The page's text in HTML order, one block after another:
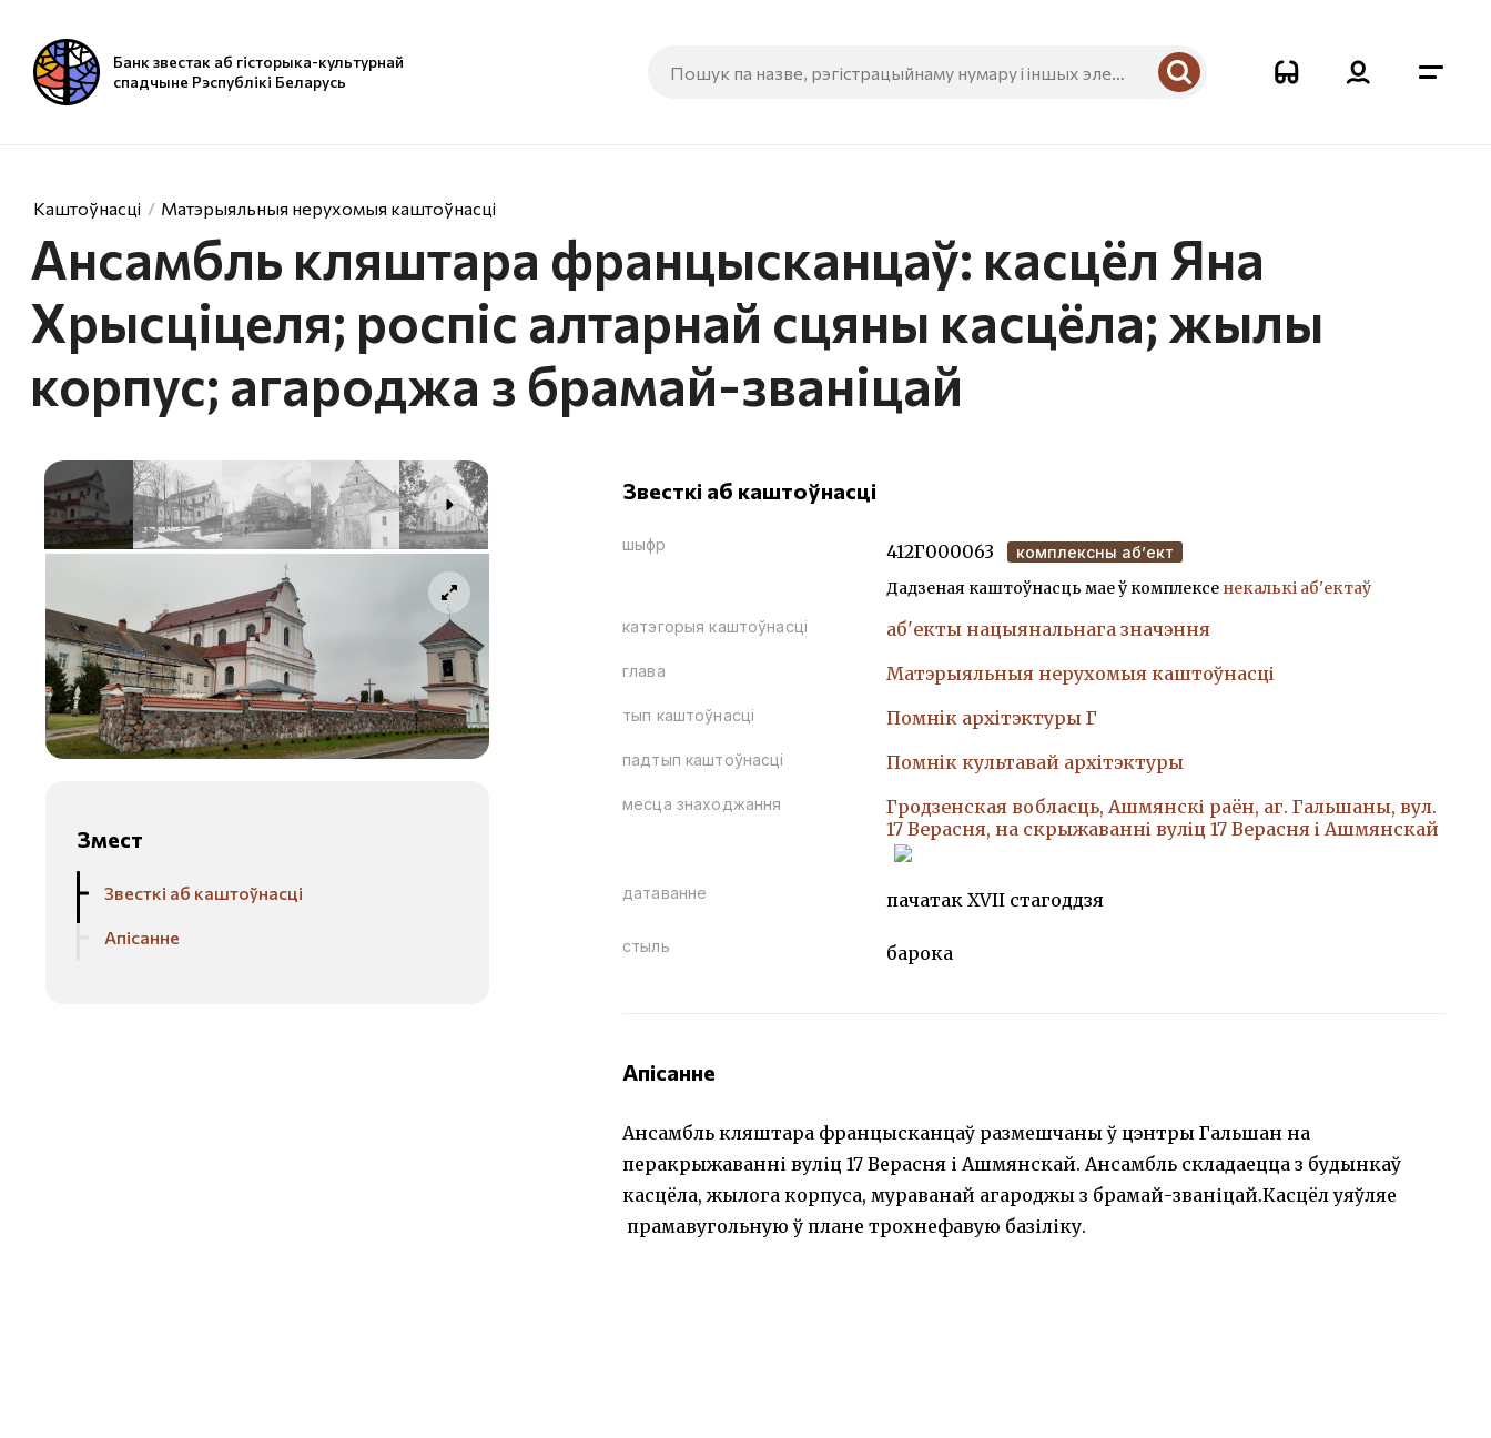
Банк звестак аб гісторыка-культурнай
спадчыне Рэспублікі Беларусь
Каштоўнасці Матэрыяльныя нерухомыя каштоўнасці
Ансамбль кляштара францысканцаў: касцёл Яна
Хрысціцеля; роспіс алтарнай сцяны касцёла; жылы
корпус; агароджа з брамай-званіцай
Змест
Звесткі аб каштоўнасці
Апісанне
Звесткі аб каштоўнасці
шыфр 412Г000063 комплексны аб’ект
Дадзеная каштоўнасць мае ў комплексе некалькі аб'ектаў
катэгорыя каштоўнасці аб'екты нацыянальнага значэння
глава Матэрыяльныя нерухомыя каштоўнасці
тып каштоўнасці Помнiк архiтэктуры Г
падтып каштоўнасці Помнiк культавай архiтэктуры
месца знаходжання
Гродзенская вобласць, Ашмянскі раён, аг. Гальшаны, вул.
17 Верасня, на скрыжаванні вуліц 17 Верасня і Ашмянскай
датаванне пачатак XVII стагоддзя
стыль барока
Апісанне
Ансамбль кляштара францысканцаў размешчаны ў цэнтры Гальшан на
перакрыжаванні вуліц 17 Верасня і Ашмянскай. Ансамбль складаецца з будынкаў
касцёла, жылога корпуса, мураванай агароджы з брамай-званіцай.Касцёл уяўляе
прамавугольную ў плане трохнефавую базіліку.